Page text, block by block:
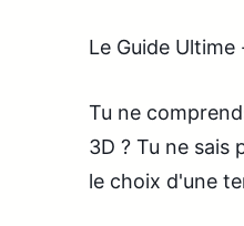
Le Guide
Tu ne
3D ? Tu ne sais
le choix d'une